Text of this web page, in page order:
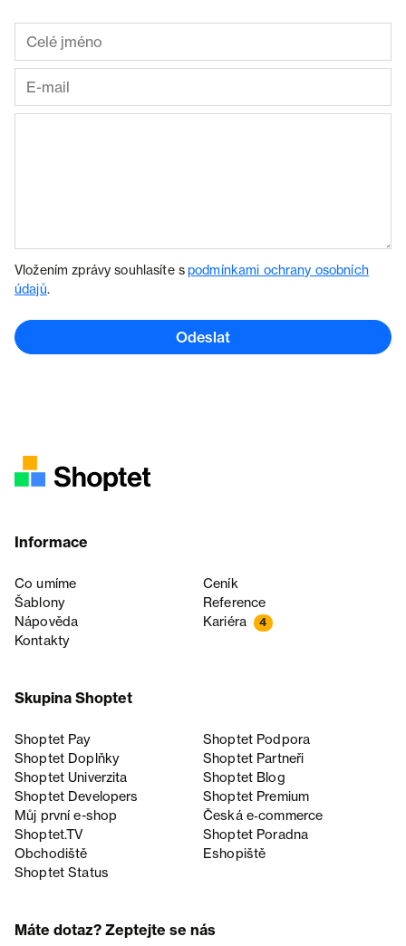
Vložením zprávy souhlasíte spodmínkami ochrany osobních
údajů.
Odeslat
Informace
Co umíme
Ceník
Šablony
Reference
Nápověda
Kariéra 4
Kontakty
Skupina Shoptet
Shoptet Pay
Shoptet Podpora
Shoptet Doplňky
Shoptet Partneři
Shoptet Univerzita
Shoptet Blog
Shoptet Developers
Shoptet Premium
Můj první e-shop
Česká e‑commerce
Shoptet.TV
Shoptet Poradna
Obchodiště
Eshopiště
Shoptet Status
Máte dotaz? Zeptejte se nás